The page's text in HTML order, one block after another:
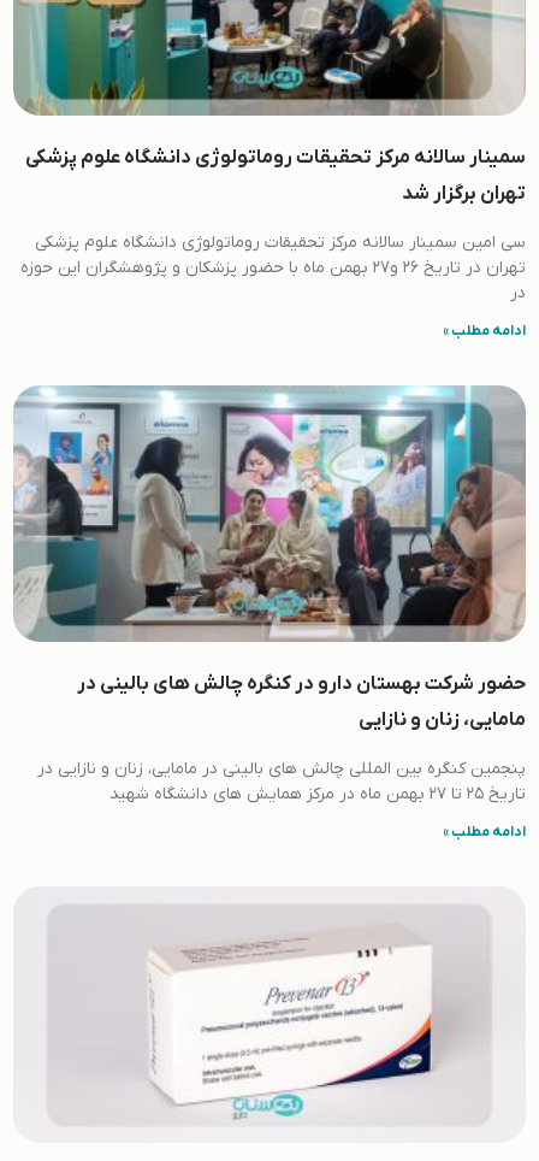
سمینار سالانه مرکز تحقیقات روماتولوژی دانشگاه علوم پزشکی
تهران برگزار شد
سی امین سمینار سالانه مرکز تحقیقات روماتولوژی دانشگاه علوم پزشکی
تهران در تاریخ 26 و27 بهمن ماه با حضور پزشکان و پژوهشگران این حوزه
در
ادامه مطلب »
حضور شرکت بهستان دارو در کنگره چالش های بالینی در
مامایی، زنان و نازایی
پنجمین کنگره بین المللی چالش های بالینی در مامایی، زنان و نازایی در
تاریخ 25 تا 27 بهمن ماه در مرکز همایش های دانشگاه شهید
ادامه مطلب »